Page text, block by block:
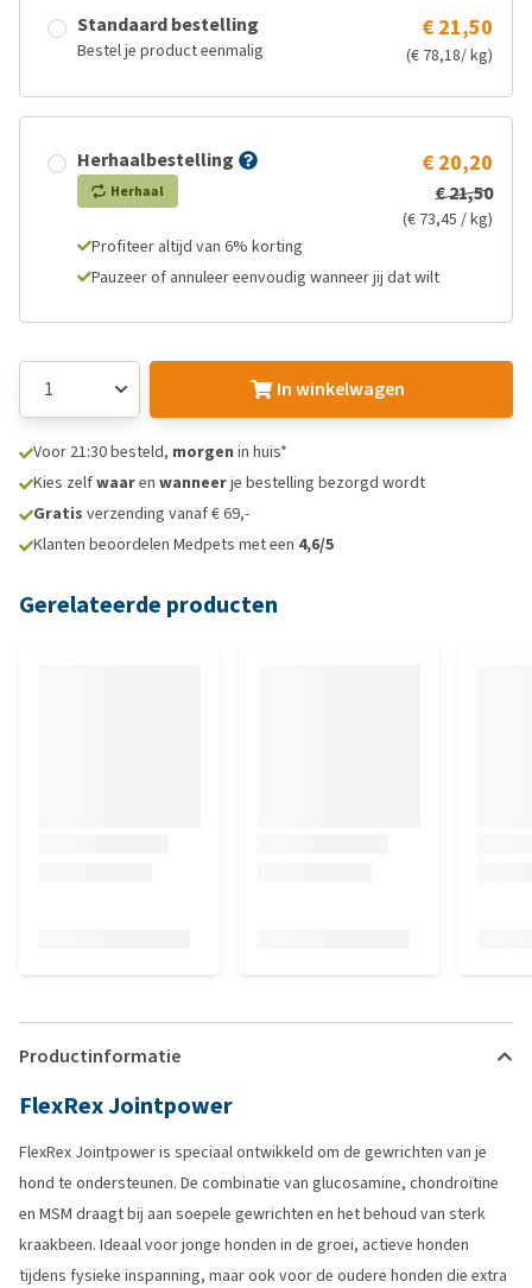
Standaard bestelling
Bestel je product eenmalig
€ 21,50
(€ 78,18/ kg)
Herhaalbestelling
Herhaal
€ 20,20
€ 21,50
(€ 73,45 / kg)
Profiteer altijd van 6% korting
Pauzeer of annuleer eenvoudig wanneer jij dat wilt
In winkelwagen
Voor 21:30 besteld, morgen in huis*
Kies zelfwaaren wanneerje bestelling bezorgd wordt
Gratis verzending vanaf € 69,-
Klanten beoordelen Medpets met een 4,6/5
Gerelateerde producten
Productinformatie
FlexRex Jointpower
FlexRex Jointpower is speciaal ontwikkeld om de gewrichten van je
hond te ondersteunen. De combinatie van glucosamine, chondroïtine
en MSM draagt bij aan soepele gewrichten en het behoud van sterk
kraakbeen. Ideaal voor jonge honden in de groei, actieve honden
tijdens fysieke inspanning, maar ook voor de oudere honden die extra